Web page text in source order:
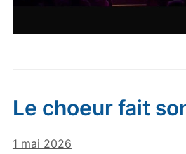
Le choeur fait
1 mai 2026